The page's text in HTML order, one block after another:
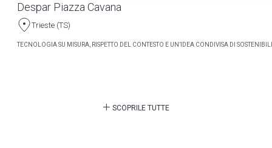
Despar Piazza Cavana
Trieste (TS)
TECNOLOGIA SU MISURA, RISPETTO DEL CONTESTO E UN’IDEA CONDIVISA DI
SCOPRILE TUTTE